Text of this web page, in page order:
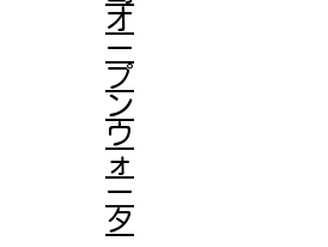
オ
ー
プ
ン
ウ
ォ
ー
タ